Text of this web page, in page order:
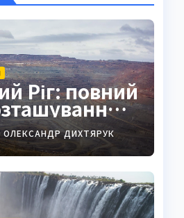
Ріг: повний
життю міста
ОЛЕКСАНДР ДИХТЯРУК